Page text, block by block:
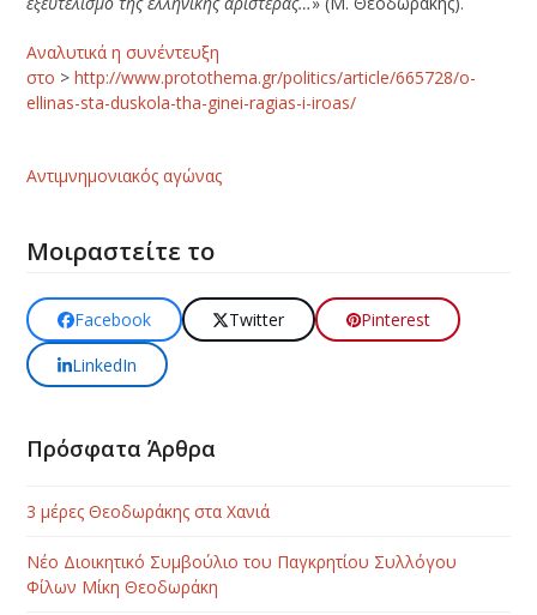
Αναλυτικά η συνέντευξη
στο >http://www.protothema.gr/politics/article/665728/o-
ellinas-sta-duskola-tha-ginei-ragias-i-iroas/
Αντιμνημονιακός αγώνας
Μοιραστείτε το
Facebook Twitter
Pinterest
LinkedIn
Πρόσφατα Άρθρα
3 μέρες Θεοδωράκης στα Χανιά
Νέο Διοικητικό Συμβούλιο του Παγκρητίου Συλλόγου
Φίλων Μίκη Θεοδωράκη